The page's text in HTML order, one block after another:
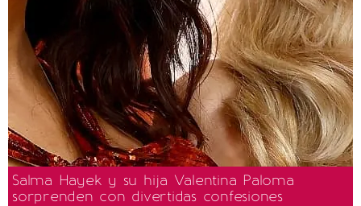
Salma Hayek y su hija Valentina Paloma
sorprenden con divertidas confesiones